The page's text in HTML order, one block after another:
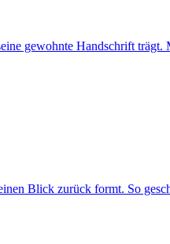
gewohnte Handschrift trägt.
Blick zurück formt. So